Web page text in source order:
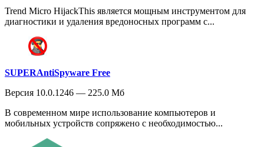
Trend Micro HijackThis является мощным инструментом для
диагностики и удаления вредоносных программ с...
SUPERAntiSpyware Free
Версия 10.0.1246 — 225.0 Мб
В современном мире использование компьютеров и
мобильных устройств сопряжено с необходимостью...